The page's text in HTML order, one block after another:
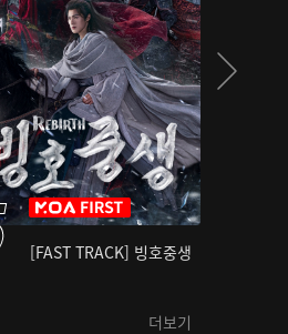
[FAST TRACK] 빙호중생
더보기